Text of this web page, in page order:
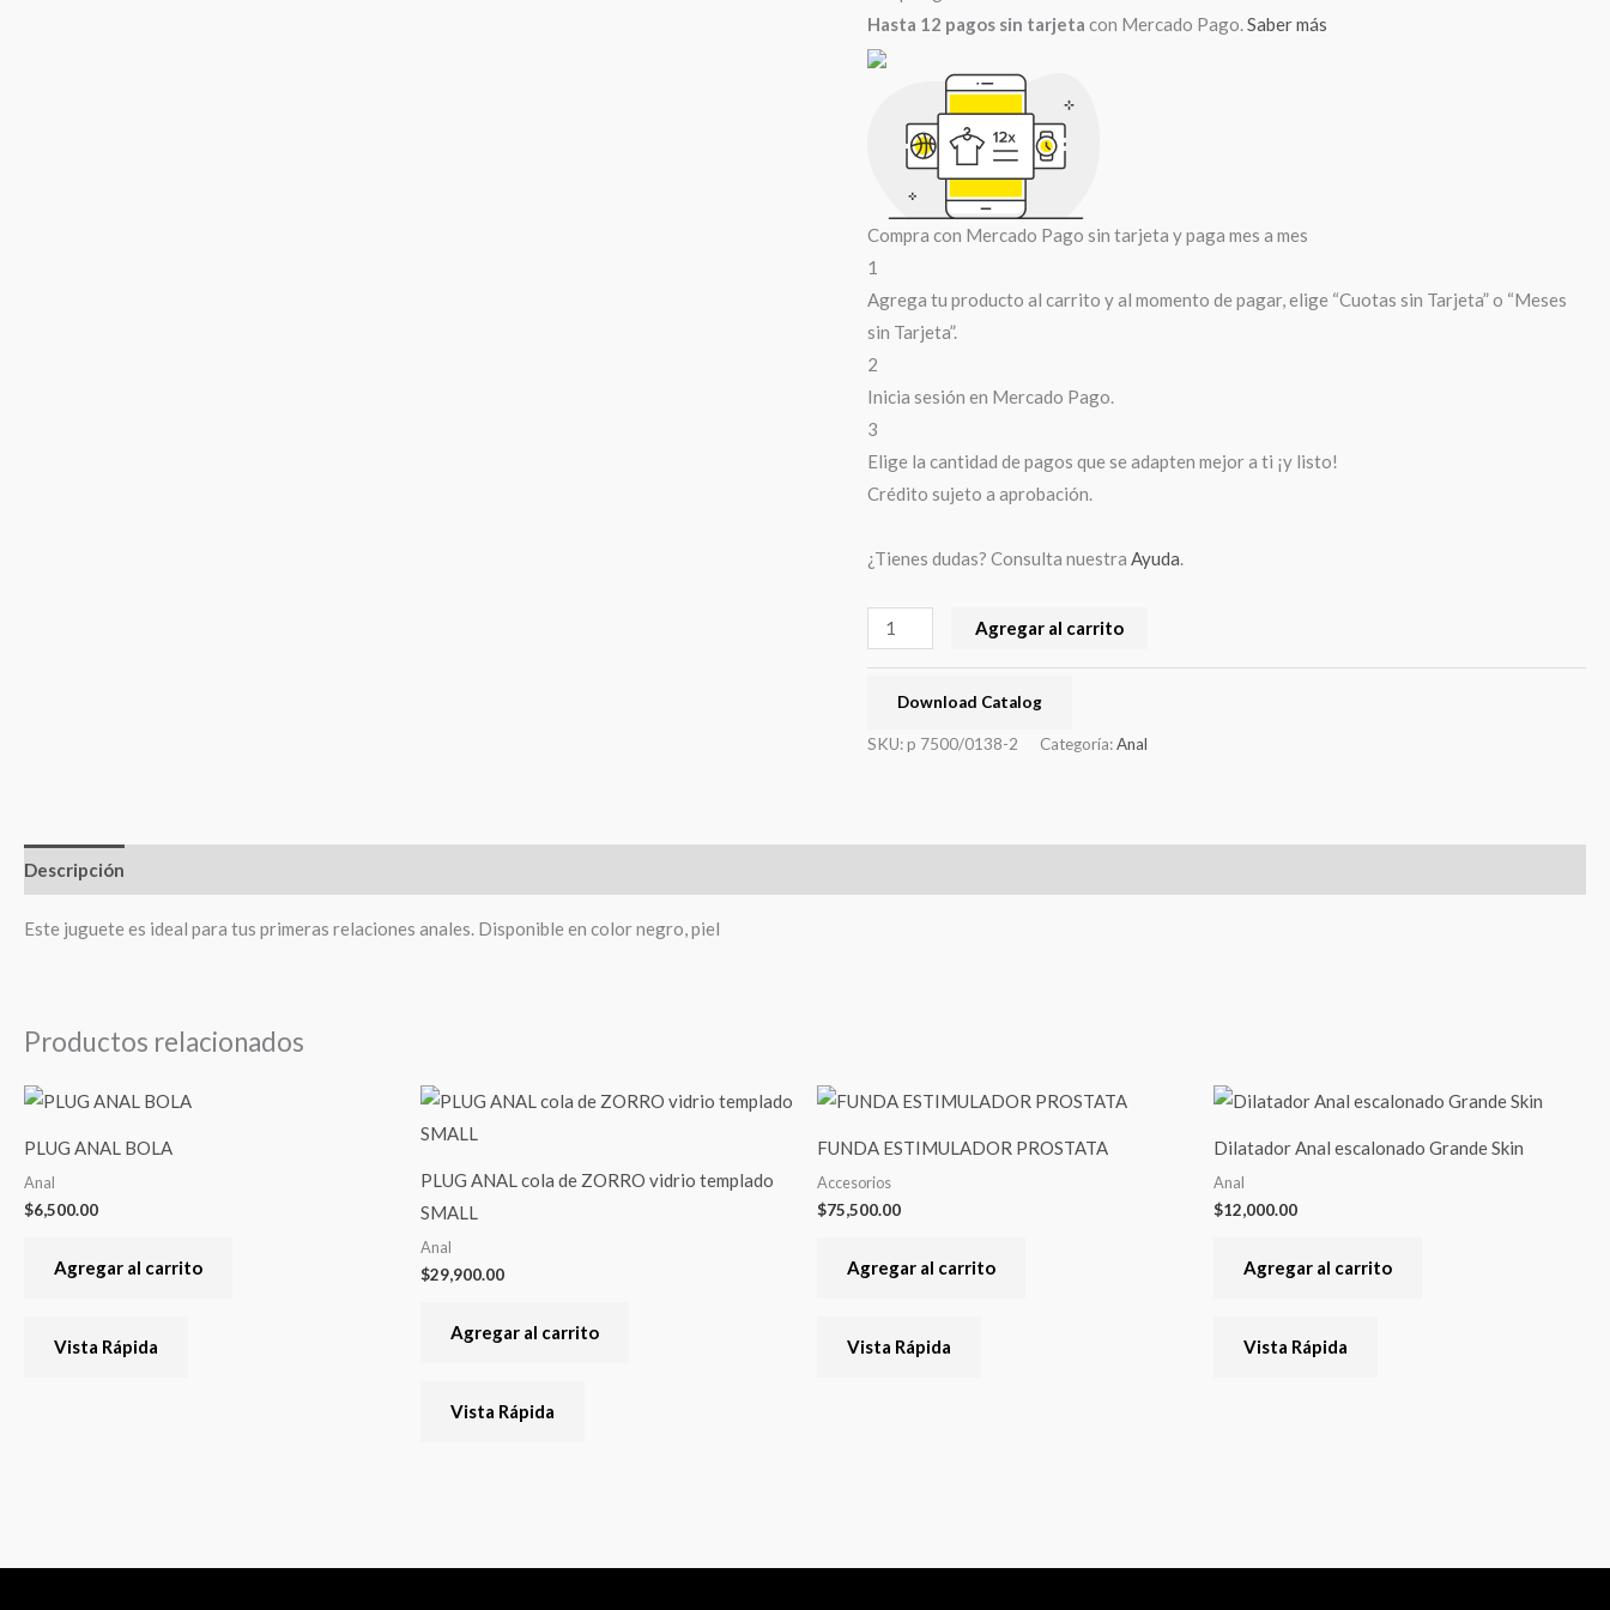
Hasta 12 pagos sin tarjeta con Mercado Pago.Saber más
Compra con Mercado Pago sin tarjeta y paga mes a mes
1
Agrega tu producto al carrito y al momento de pagar, elige “Cuotas sin Tarjeta” o “Meses
sin Tarjeta”.
2
Inicia sesión en Mercado Pago.
3
Elige la cantidad de pagos que se adapten mejor a ti ¡y listo!
Crédito sujeto a aprobación.
¿Tienes dudas? Consulta nuestraAyuda.
Agregar al carrito
Download Catalog
SKU:p 7500/0138-2 Categoría:Anal
Descripción
Este juguete es ideal para tus primeras relaciones anales. Disponible en color negro, piel
Productos relacionados
PLUG ANAL BOLA
Anal
$6,500.00
Agregar al carrito
Vista Rápida
PLUG ANAL cola de ZORRO vidrio templado
SMALL
Anal
$29,900.00
Agregar al carrito
Vista Rápida
FUNDA ESTIMULADOR PROSTATA
Accesorios
$75,500.00
Agregar al carrito
Vista Rápida
Dilatador Anal escalonado Grande Skin
Anal
$12,000.00
Agregar al carrito
Vista Rápida